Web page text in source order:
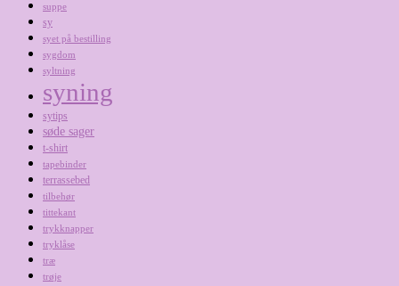
suppe
sy
syet på bestilling
sygdom
syltning
syning
sytips
søde sager
t-shirt
tapebinder
terrassebed
tilbehør
tittekant
trykknapper
tryklåse
træ
trøje